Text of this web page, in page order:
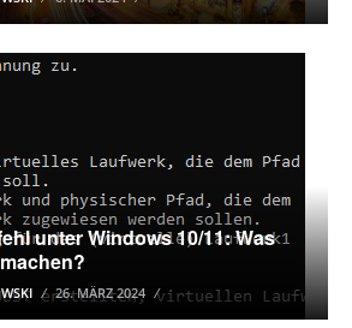
unter Windows 10/11: Was
26. MÄRZ 2024